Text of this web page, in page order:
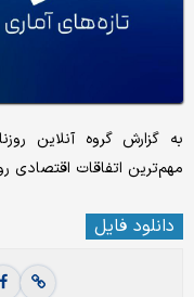
به گزارش گروه آنلاین
مهم‌ترین اتفاقات اقتصادی
دانلود فایل